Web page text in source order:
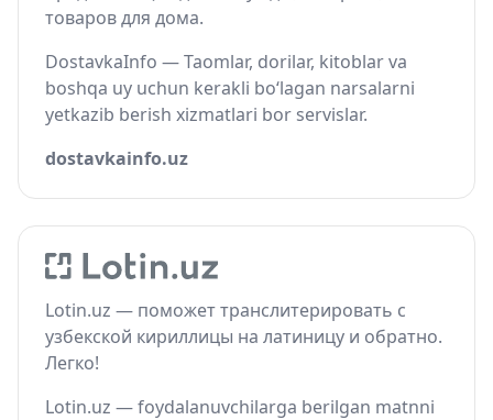
товаров для дома.
DostavkaInfo — Taomlar, dorilar, kitoblar va
boshqa uy uchun kerakli bo‘lagan narsalarni
yetkazib berish xizmatlari bor servislar.
dostavkainfo.uz
Lotin.uz — поможет транслитерировать с
узбекской кириллицы на латиницу и обратно.
Легко!
Lotin.uz — foydalanuvchilarga berilgan matnni